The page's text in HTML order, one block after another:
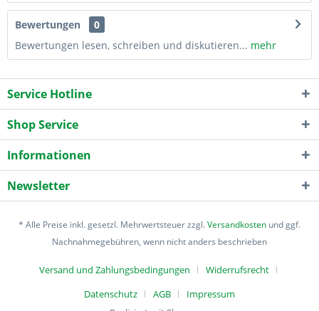
Bewertungen
0
Bewertungen lesen, schreiben und diskutieren... mehr
Service Hotline
Shop Service
Informationen
Newsletter
* Alle Preise inkl. gesetzl. Mehrwertsteuer zzgl.Versandkosten und ggf.
Nachnahmegebühren, wenn nicht anders beschrieben
Versand und Zahlungsbedingungen
Widerrufsrecht
Datenschutz
AGB
Impressum